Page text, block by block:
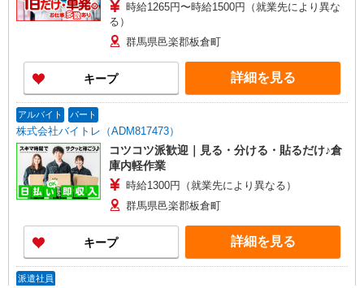
時給1265円〜時給1500円（就業先により異な
る）
群馬県邑楽郡板倉町
キープ 詳細を見る
アルバイト パート
株式会社バイトレ（ADM817473）
コツコツ派歓迎｜見る・分ける・貼るだけ♪倉
庫内軽作業
時給1300円（就業先により異なる）
群馬県邑楽郡板倉町
キープ 詳細を見る
派遣社員